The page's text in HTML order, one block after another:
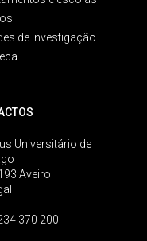
de investigação
Universitário de
Aveiro
370 200